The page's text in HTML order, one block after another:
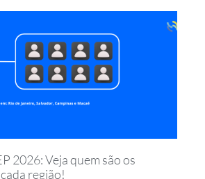
2026: Veja quem são os
região!